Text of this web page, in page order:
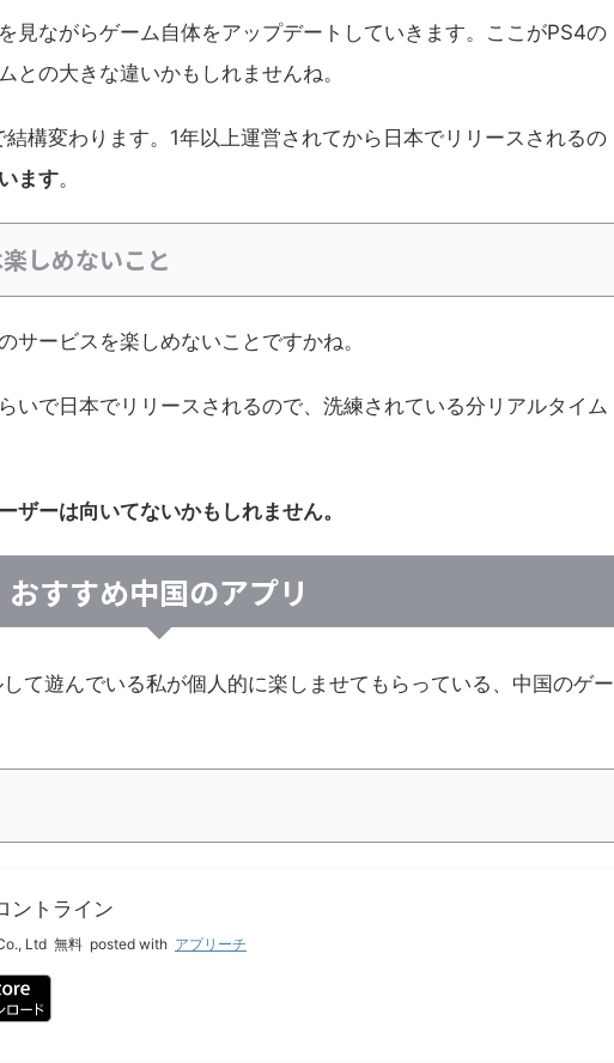
見ながらゲーム自体をアップデートしていきます。ここがPS4の
との大きな違いかもしれませんね。
構変わります。1年以上運営されてから日本でリリースされるの
ます。
しめないこと
サービスを楽しめないことですかね。
いで日本でリリースされるので、洗練されている分リアルタイム
ザーは向いてないかもしれません。
おすすめ中国のアプリ
て遊んでいる私が個人的に楽しませてもらっている、中国のゲー
ントライン
Ltd 無料 posted with アプリーチ